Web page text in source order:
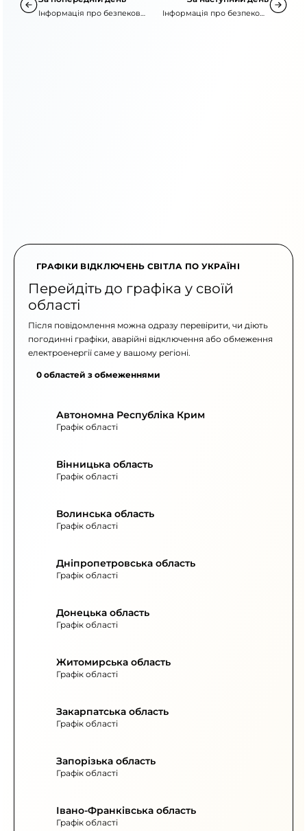
Інформація про безпекову
Інформація про безпекову
ГРАФІКИ ВІДКЛЮЧЕНЬ СВІТЛА ПО УКРАЇНІ
Перейдіть до графіка у своїй
області
Після повідомлення можна одразу перевірити, чи діють
погодинні графіки, аварійні відключення або обмеження
електроенергії саме у вашому регіоні.
0 областей з обмеженнями
Автономна Республіка Крим
Графік області
Вінницька область
Графік області
Волинська область
Графік області
Дніпропетровська область
Графік області
Донецька область
Графік області
Житомирська область
Графік області
Закарпатська область
Графік області
Запорізька область
Графік області
Івано-Франківська область
Графік області